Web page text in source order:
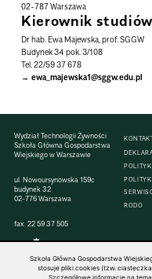
02-787 Warszawa
Kierownik studiów
Dr hab. Ewa Majewska, prof. SGGW
Budynek 34 pok. 3/108
Tel. 22/59 37 678
ewa_majewska1@sggw.edu.pl
Wydział Technologii Żywności
Szkoła Główna Gospodarstwa
Wiejskiego w Warszawie
ul. Nowoursynowska 159c
budynek 32
02-776 Warszawa
fax. 22 59 37 505
RODO
Szkoła Główna Gospodarstwa
stosuje pliki cookies (tzw.
Szczegółowe informacje na